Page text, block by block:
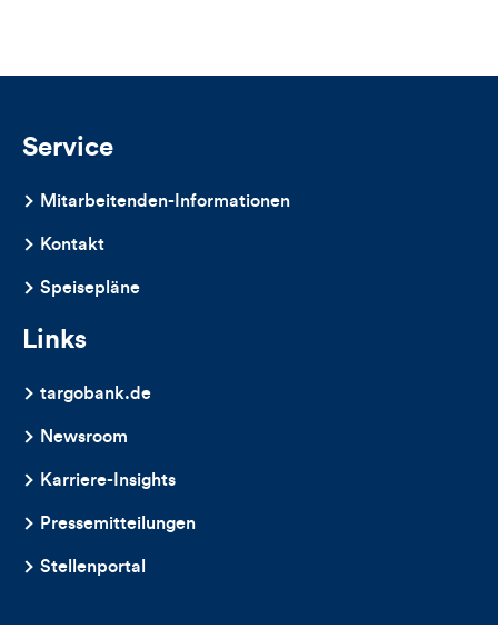
Service
Mitarbeitenden-Informationen
Kontakt
Speisepläne
Links
targobank.de
Newsroom
Karriere-Insights
Pressemitteilungen
Stellenportal